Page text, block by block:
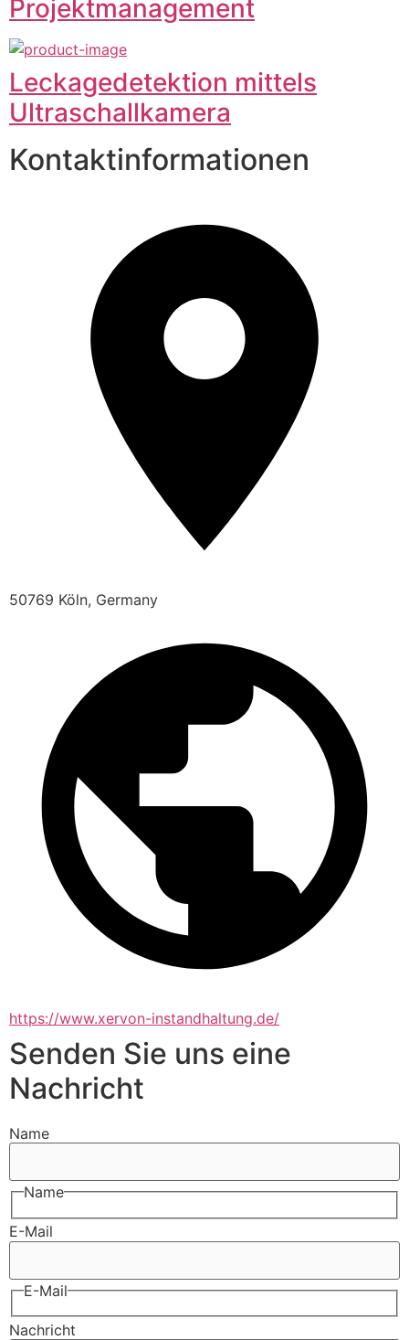
Projektmanagement
Leckagedetektion mittels
Ultraschallkamera
Kontaktinformationen
50769 Köln, Germany
https://www.xervon-instandhaltung.de/
Senden Sie uns eine
Nachricht
Name
Name
E-Mail
E-Mail
Nachricht